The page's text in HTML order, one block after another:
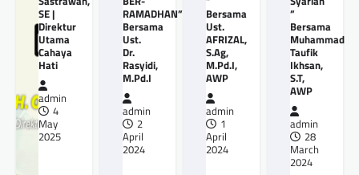
SE |
Direktur
Utama
Cahaya
Hati
admin
4
May
2025
RAMADHAN”
Bersama
Ust.
Dr.
Rasyidi,
M.Pd.I
admin
2
April
2024
Bersama
Ust.
AFRIZAL,
S.Ag,
M.Pd.I,
AWP
admin
1
April
2024
”
Bersama
Muhammad
Taufik
Ikhsan,
S.T,
AWP
admin
28
March
2024